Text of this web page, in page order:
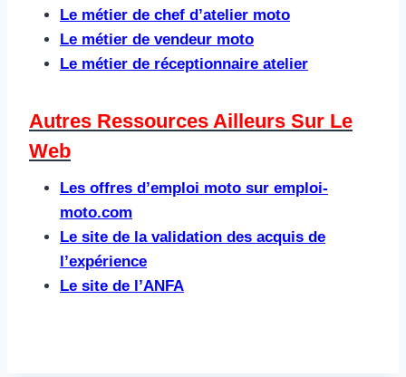
Le métier de chef d’atelier moto
Le métier de vendeur moto
Le métier de réceptionnaire atelier
Autres Ressources Ailleurs Sur Le
Web​
Les offres d’emploi moto sur emploi-
moto.com
Le site de la validation des acquis de
l’expérience
Le site de l’ANFA